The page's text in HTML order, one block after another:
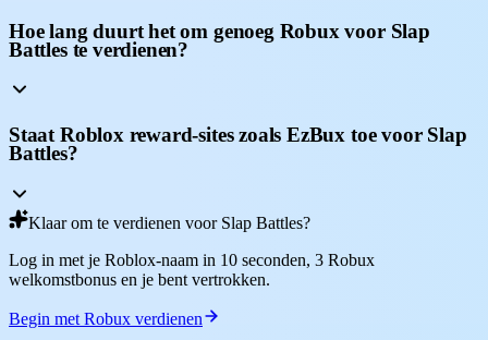
Hoe lang duurt het om genoeg Robux voor Slap
Battles te verdienen?
Staat Roblox reward-sites zoals EzBux toe voor Slap
Battles?
Klaar om te verdienen voor Slap Battles?
Log in met je Roblox-naam in 10 seconden, 3 Robux
welkomstbonus en je bent vertrokken.
Begin met Robux verdienen